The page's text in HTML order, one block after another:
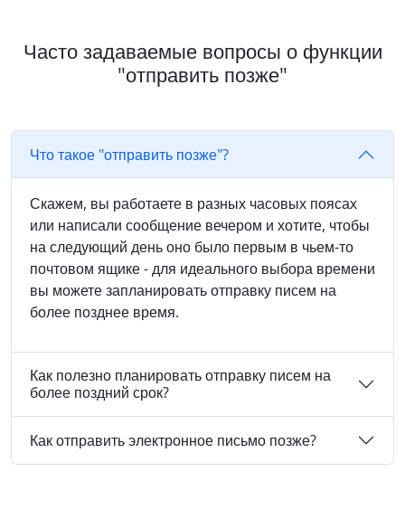
Часто задаваемые вопросы о функции
"отправить позже"
Что такое "отправить позже"?
Скажем, вы работаете в разных часовых поясах
или написали сообщение вечером и хотите, чтобы
на следующий день оно было первым в чьем-то
почтовом ящике - для идеального выбора времени
вы можете запланировать отправку писем на
более позднее время.
Как полезно планировать отправку писем на
более поздний срок?
Как отправить электронное письмо позже?